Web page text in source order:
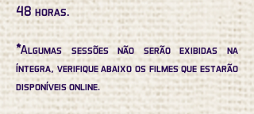
48 horas.
*Algumas sessões não serão exibidas na
íntegra, verifique abaixo os filmes que estarão
disponíveis online.